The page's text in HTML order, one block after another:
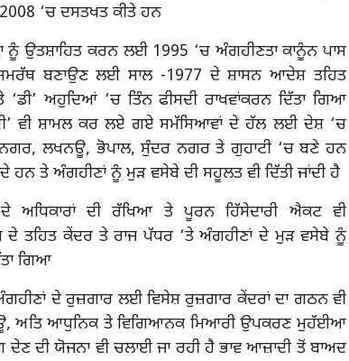
‘ਚ ਦਸਤਖਤ ਕੀਤੇ ਹਨ
ਨੂੰ ਉਤਸ਼ਾਹਿਤ ਕਰਨ ਲਈ 1995 ‘ਚ ਅੰਗਹੀਣਤਾ ਕਾਨੂੰਨ ਪਾਸ
ਬਣਾਉਣ ਲਈ ਸਾਲ -1977 ਦੇ ਸ਼ਾਸਨ ਆਦੇਸ਼ ਤਹਿਤ
ਅਹੁਦਿਆਂ ‘ਚ ਤਿੰਨ ਫੀਸਦੀ ਰਾਖਵਾਂਕਰਨ ਦਿੱਤਾ ਗਿਆ
ਵੀ ਸ਼ਾਮਲ ਕਰ ਲਏ ਗਏ ਸਮੱਸਿਆਵਾਂ ਦੇ ਹੱਲ ਲਈ ਦੇਸ਼ ‘ਚ
ਲਖਨਊ, ਭੋਪਾਲ, ਸੁੰਦਰ ਨਗਰ ਤੇ ਗੁਹਾਟੀ ‘ਚ ਬਣੇ ਹਨ
ਹਨ ਤੇ ਅੰਗਹੀਣਾਂ ਨੂੰ ਮੁੜ ਵਸੇਬੇ ਦੀ ਸਹੂਲਤ ਵੀ ਦਿੱਤੀ ਜਾਂਦੀ ਹੈ
ਅਧਿਕਾਰਾਂ ਦੀ ਰੱਖਿਆ ਤੇ ਪੂਰਨ ਹਿੱਸੇਦਾਰੀ ਐਕਟ ਵੀ
ਤਹਿਤ ਕੇਂਦਰ ਤੇ ਰਾਜ ਪੱਧਰ ‘ਤੇ ਅੰਗਹੀਣਾਂ ਦੇ ਮੁੜ ਵਸੇਬੇ ਨੂੰ
ਗਿਆ
ਦੇ ਰੁਜ਼ਗਾਰ ਲਈ ਵਿਸੇਸ਼ ਰੁਜ਼ਗਾਰ ਕੇਂਦਰਾਂ ਦਾ ਗਠਨ ਵੀ
ਅਤਿ ਆਧੁਨਿਕ ਤੇ ਵਿਗਿਆਨਕ ਮਿਆਰੀ ਉਪਕਰਣ ਮੁਹੱਈਆ
ਦੀ ਯੋਜਨਾ ਵੀ ਚਲਾਈ ਜਾ ਰਹੀ ਹੈ ਭਾਵ ਆਜ਼ਾਦੀ ਤੋਂ ਬਾਅਦ